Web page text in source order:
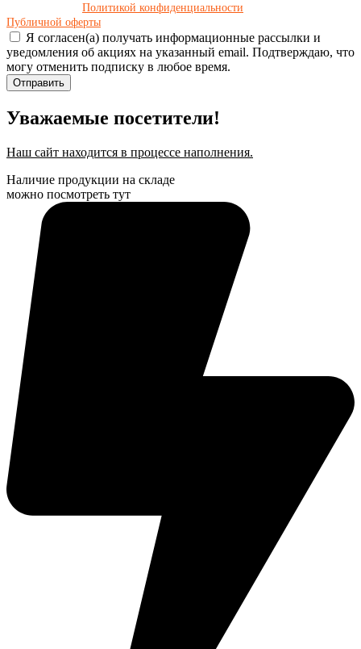
Политикой конфиденциальности
Публичной оферты
Я согласен(а) получать информационные рассылки и
уведомления об акциях на указанный email. Подтверждаю, что
могу отменить подписку в любое время.
Отправить
Уважаемые посетители!
Наш сайт находится в процессе наполнения.
Наличие продукции на складе
можно посмотреть тут